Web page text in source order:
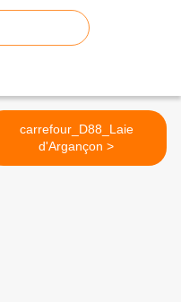
carrefour_D88_Laie
d'Argançon >